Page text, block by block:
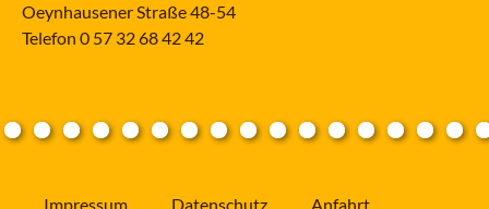
Oeynhausener Straße 48-54
Telefon 0 57 32 68 42 42
Impressum Datenschutz Anfahrt